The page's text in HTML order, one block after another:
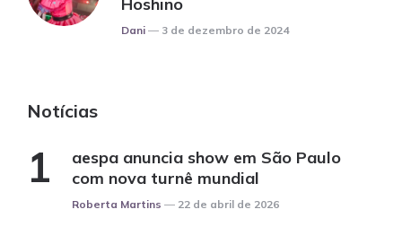
Posted
Dani 3 de dezembro de 2024
Notícias
aespa anuncia show em São Paulo
com nova turnê mundial
Posted
Roberta Martins 22 de abril de 2026